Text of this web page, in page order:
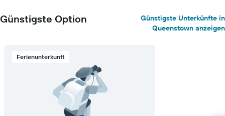
Günstigste Option
Günstigste Unterkünfte in
Queenstown anzeigen
Ferienunterkunft